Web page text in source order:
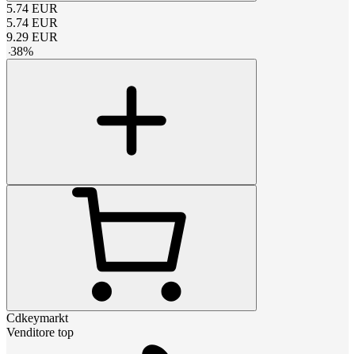
5.74 EUR
5.74 EUR
9.29 EUR
-38%
Cdkeymarkt
Venditore top